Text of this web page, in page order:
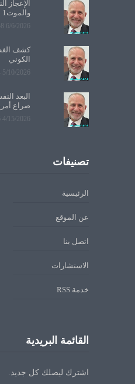
الإعجاز
والموت1
6/6/2026 4:24:58 PM
كشف
الكوني
5/10/2026 3:17:54 PM
البعد
صراع
4/15/2026 4:32:56 PM
تصنيفات
الرئيسية
عن الموقع
اتصل بنا
الاستشارات
خدمة RSS
القائمة البريدية
اشترك ليصلك كل جديد.